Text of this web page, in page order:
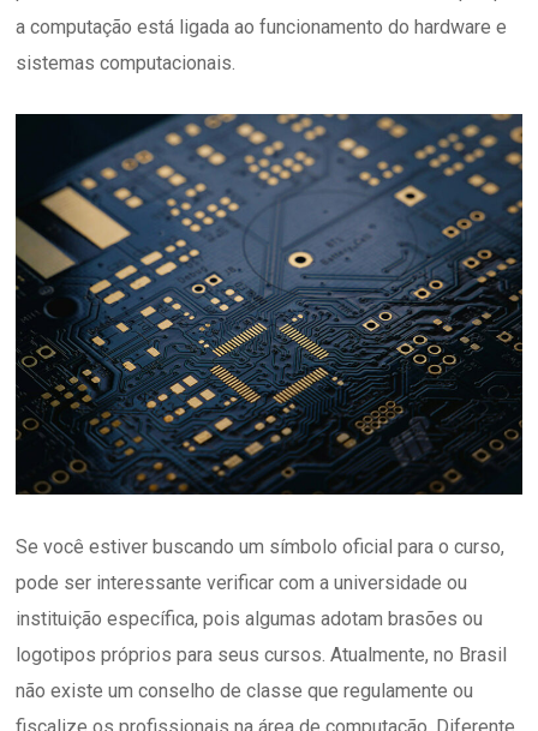
a computação está ligada ao funcionamento do hardware e
sistemas computacionais.
Se você estiver buscando um símbolo oficial para o curso,
pode ser interessante verificar com a universidade ou
instituição específica, pois algumas adotam brasões ou
logotipos próprios para seus cursos. Atualmente, no Brasil
não existe um conselho de classe que regulamente ou